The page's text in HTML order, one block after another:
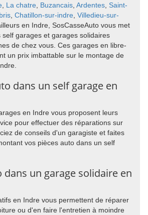
, La chatre, Buzancais, Ardentes, Saint-
, Chatillon-sur-indre, Villedieu-sur-
en Indre, SosCasseAuto vous met
garages et garages solidaires
de chez vous. Ces garages en libre-
un prix imbattable sur le montage de
dans un self garage en
en Indre vous proposent leurs
pour effectuer des réparations sur
de conseils d'un garagiste et faites
vos pièces auto dans un self
dans un garage solidaire en
en Indre vous permettent de réparer
ou d'en faire l'entretien à moindre